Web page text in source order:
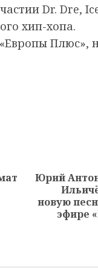
Dr. Dre,
хип-хопа.
Плюс»,
запись:
Следующая
запись:
Юрий
новую
эфире